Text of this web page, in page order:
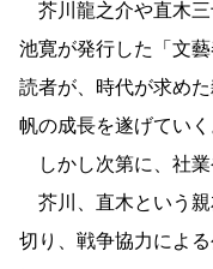
芥川龍之介や直木三
池寛が発行した「文
読者が、時代が求め
帆の成長を遂げていく
しかし次第に、社業
芥川、直木という親
切り、戦争協力によ